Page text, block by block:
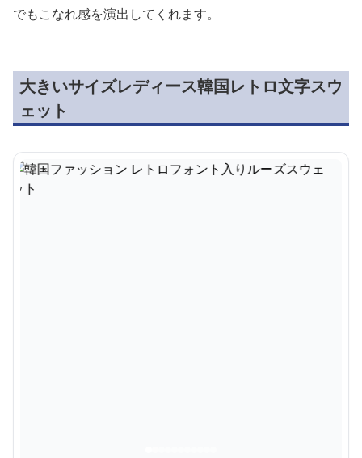
でもこなれ感を演出してくれます。
大きいサイズレディース韓国レトロ文字スウ
ェット